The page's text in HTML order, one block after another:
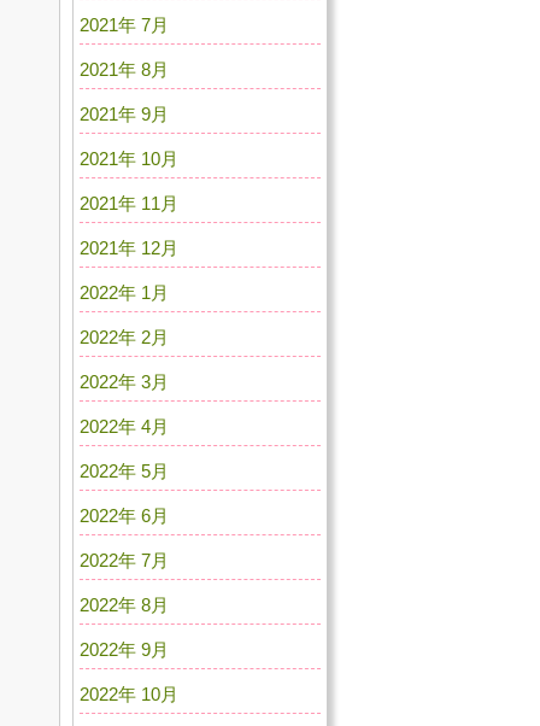
2021年 7月
2021年 8月
2021年 9月
2021年 10月
2021年 11月
2021年 12月
2022年 1月
2022年 2月
2022年 3月
2022年 4月
2022年 5月
2022年 6月
2022年 7月
2022年 8月
2022年 9月
2022年 10月